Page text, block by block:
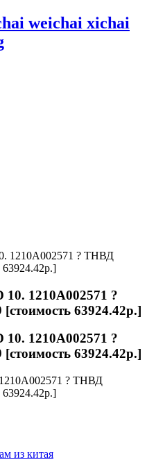
10. 1210A002571 ?
63924.42р.]
10. 1210A002571 ?
63924.42р.]
? ТНВД
63924.42р.]
из китая